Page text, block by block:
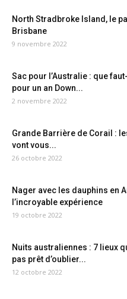
North Stradbroke Island, le
Brisbane
9 novembre 2022
Sac pour l’Australie : que
pour un an Down...
2 novembre 2022
Grande Barrière de Corail :
vont vous...
26 octobre 2022
Nager avec les dauphins en
l’incroyable expérience
19 octobre 2022
Nuits australiennes : 7 lieux
pas prêt d’oublier...
12 octobre 2022